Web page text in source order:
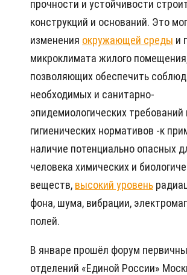
прочности и устойчивости
конструкций и оснований. Это
изменения окружающей среды и
микроклимата жилого
позволяющих обеспечить
необходимых и санитарно-
эпидемиологических требований
гигиенических нормативов -к
наличие потенциально опасных
человека химических и
веществ, высокий уровень
фона, шума, вибрации,
полей.
В январе прошёл форум
отделений «Единой России»